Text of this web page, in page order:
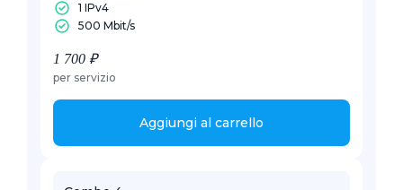
1 IPv4
500 Mbit/s
1 700 ₽
per servizio
Aggiungi al carrello